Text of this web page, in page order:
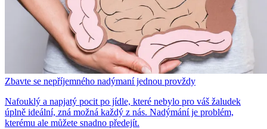
Zbavte se nepříjemného nadýmaní jednou provždy
Nafouklý a napjatý pocit po jídle, které nebylo pro váš žaludek
úplně ideální, zná možná každý z nás. Nadýmání je problém,
kterému ale můžete snadno předejít.